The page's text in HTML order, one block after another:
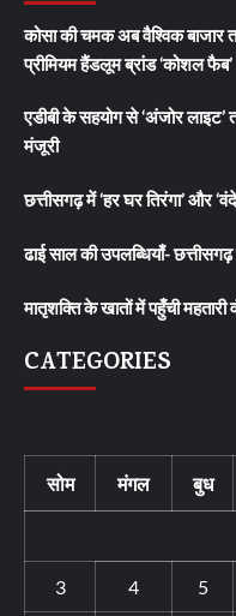
कोसा की चमक अब वैश्विक बाजार
प्रीमियम हैंडलूम ब्रांड ‘कोशल फैब’
एडीबी के सहयोग से ‘अंजोर लाइट’
मंजूरी
छत्तीसगढ़ में ‘हर घर तिरंगा’ और
ढाई साल की उपलब्धियाँ-
मातृशक्ति के खातों में पहुँची
CATEGORIES
सोम मंगल बुध
3 4 5